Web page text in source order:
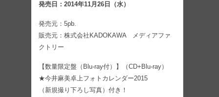
発売日：2014年11月26日（水）
発売元：5pb.
販売元：株式会社KADOKAWA メディアファ
クトリー
【数量限定盤（Blu-ray付）】（CD+Blu-ray）
★今井麻美卓上フォトカレンダー2015
（新規撮り下ろし写真）付き！